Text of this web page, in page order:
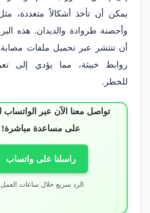
يمكن أن تأخذ أشكالاً متعددة،
وأحصنة طروادة والديدان. هذه
أن تنتشر عبر تحميل ملفات
روابط خبيثة، مما يؤدي إلى
للخطر.
تواصل معنا الآن عبر
على مساعدة مباشرة!
راسلنا على واتساب
الرد سريع خلال ساعات